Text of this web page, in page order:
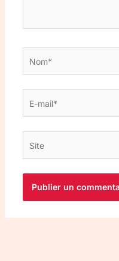
mail*